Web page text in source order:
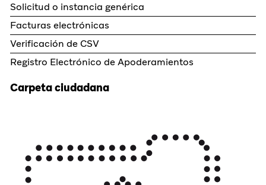
Solicitud o instancia genérica
Facturas electrónicas
Verificación de CSV
Registro Electrónico de Apoderamientos
Carpeta ciudadana